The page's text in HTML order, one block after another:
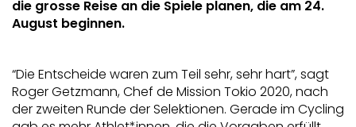
die grosse Reise an die Spiele planen, die am 24.
August beginnen.
“Die Entscheide waren zum Teil sehr, sehr hart”, sagt
Roger Getzmann, Chef de Mission Tokio 2020, nach
der zweiten Runde der Selektionen. Gerade im Cycling